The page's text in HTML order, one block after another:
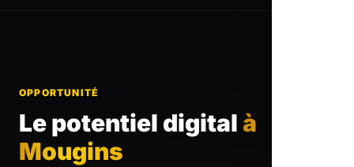
OPPORTUNITÉ
Le potentiel digitalà
Mougins